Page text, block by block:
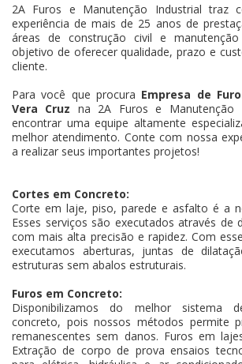
2A Furos e Manutenção Industrial traz
experiência de mais de 25 anos de
áreas de construção civil e
objetivo de oferecer qualidade, prazo e
cliente.
Para você que procura Empresa de
Vera Cruz na 2A Furos e Manutenção
encontrar uma equipe altamente
melhor atendimento. Conte com nossa
a realizar seus importantes projetos!
Cortes em Concreto:
Corte em laje, piso, parede e asfalto é a
Esses serviços são executados através de
com mais alta precisão e rapidez. Com
executamos aberturas, juntas de
estruturas sem abalos estruturais.
Furos em Concreto:
Disponibilizamos do melhor sistema
concreto, pois nossos métodos permite
remanescentes sem danos. Furos em
Extração de corpo de prova ensaios